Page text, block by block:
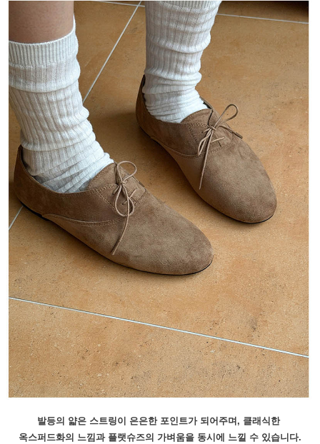
발등의 얇은 스트링이 은은한 포인트가 되어주며, 클래식한
옥스퍼드화의 느낌과 플랫슈즈의 가벼움을 동시에 느낄 수 있습니다.